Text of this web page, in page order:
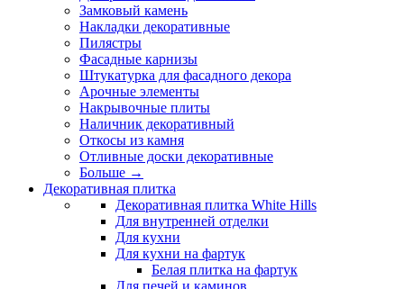
Замковый камень
Накладки декоративные
Пилястры
Фасадные карнизы
Штукатурка для фасадного декора
Арочные элементы
Накрывочные плиты
Наличник декоративный
Откосы из камня
Отливные доски декоративные
Больше →
Декоративная плитка
Декоративная плитка White Hills
Для внутренней отделки
Для кухни
Для кухни на фартук
Белая плитка на фартук
Для печей и каминов